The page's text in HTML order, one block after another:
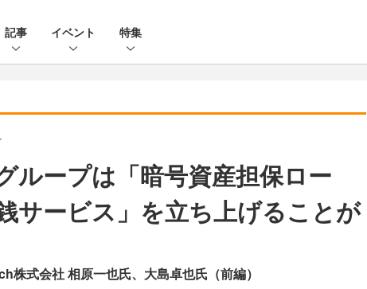
記事 イベント 特集
ループは「暗号資産担保ロー
サービス」を立ち上げることが
式会社 相原一也氏、大島卓也氏（前編）